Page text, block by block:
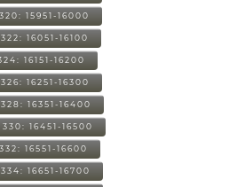
320: 15951-16000
322: 16051-16100
16151-16200
326: 16251-16300
328: 16351-16400
330: 16451-16500
332: 16551-16600
334: 16651-16700